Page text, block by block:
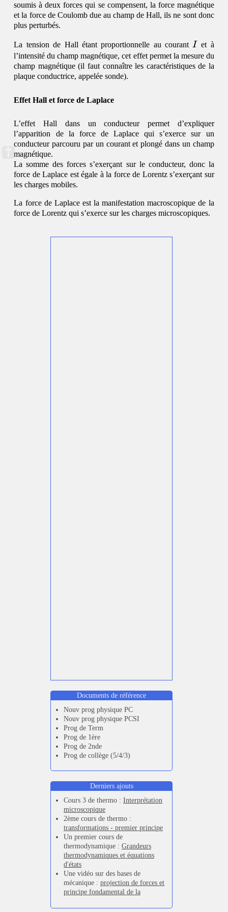
soumis à deux forces qui se compensent, la force magnétique
et la force de Coulomb due au champ de Hall, ils ne sont donc
plus perturbés.
La tension de Hall étant proportionnelle au courant I
I et à
l’intensité du champ magnétique, cet effet permet la mesure du
champ magnétique (il faut connaître les caractéristiques de la
plaque conductrice, appelée sonde).
Effet Hall et force de Laplace
L’effet Hall dans un conducteur permet d’expliquer
l’apparition de la force de Laplace qui s’exerce sur un
conducteur parcouru par un courant et plongé dans un champ
magnétique.
La somme des forces s’exerçant sur le conducteur, donc la
force de Laplace est égale à la force de Lorentz s’exerçant sur
les charges mobiles.
La force de Laplace est la manifestation macroscopique de la
force de Lorentz qui s’exerce sur les charges microscopiques.
Documents de référence
Nouv prog physique PC
Nouv prog physique PCSI
Prog de Term
Prog de 1ère
Prog de 2nde
Prog de collège (5/4/3)
Derniers ajouts
Cours 3 de thermo : Interprétation
microscopique
2ème cours de thermo :
transformations - premier principe
Un premier cours de
thermodynamique : Grandeurs
thermodynamiques et équations
d'états
Une vidéo sur des bases de
mécanique : projection de forces et
principe fondamental de la
frottements